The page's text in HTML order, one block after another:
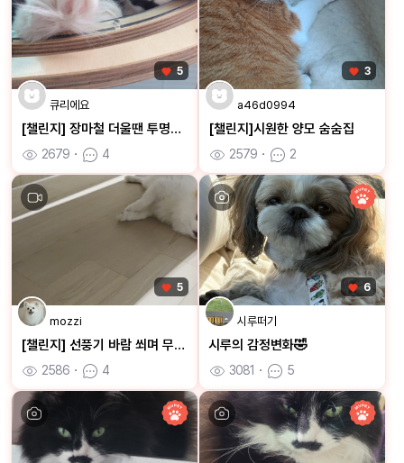
5
큐리에요
[챌린지] 장마철 더울땐 투명해먹이 최고
2679 ㆍ 4
3
a46d0994
[챌린지]시원한 양모 숨숨집
2579 ㆍ 2
5
mozzi
[챌린지] 선풍기 바람 쐬며 무더위에서 살아남기
2586 ㆍ 4
6
시루떠기
시루의 감정변화🤣
3081 ㆍ 5